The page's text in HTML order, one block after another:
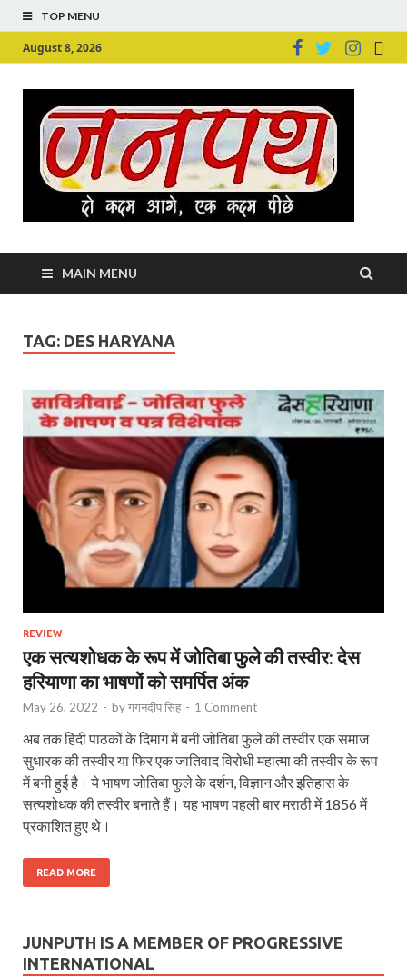
TOP MENU
August 8, 2026
MAIN MENU
TAG: DES HARYANA
REVIEW
एक सत्यशोधक के रूप में जोतिबा फुले की तस्वीर: देस
हरियाणा का भाषणों को समर्पित अंक
May 26, 2022 - byगगनदीप सिंह - 1 Comment
अब तक हिंदी पाठकों के दिमाग में बनी जोतिबा फुले की तस्वीर एक समाज
सुधारक की तस्वीर या फिर एक जातिवाद विरोधी महात्मा की तस्वीर के रूप
में बनी हुई है। ये भाषण जोतिबा फुले के दर्शन, विज्ञान और इतिहास के
सत्यशोधक की तस्वीर बनाते हैं। यह भाषण पहली बार मराठी में 1856 में
प्रकाशित हुए थे।
READ MORE
JUNPUTH IS A MEMBER OF PROGRESSIVE
INTERNATIONAL